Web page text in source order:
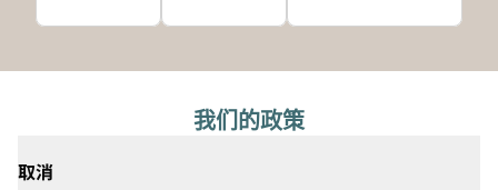
我们的政策
取消